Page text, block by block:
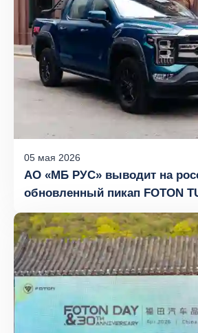
05 мая 2026
АО «МБ РУС» выводит на
обновленный пикап FOTON
пружинной подвеской